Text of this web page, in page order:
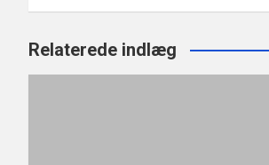
Relaterede indlæg